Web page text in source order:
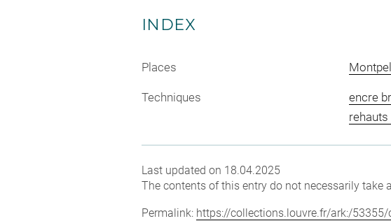
INDEX
Places
Techniques encre
rehauts
Last updated on 18.04.2025
The contents of this entry do not necessarily take
Permalink: https://collections.louvre.fr/ark:/